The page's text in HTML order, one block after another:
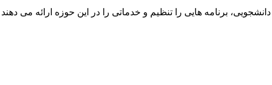
برنامه هایی را تنظیم و خدماتی را در این حوزه ارائه می دهند